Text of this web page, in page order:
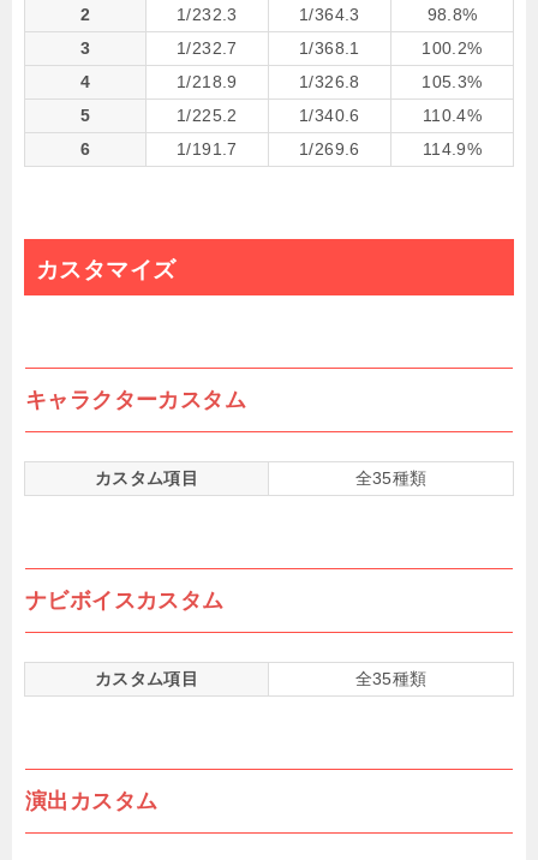
2 1/232.3 1/364.3
98.8%
3
1/232.7 1/368.1
100.2%
4
1/218.9 1/326.8
105.3%
5
1/225.2 1/340.6
110.4%
6
1/191.7 1/269.6 114.9%
カスタマイズ
キャラクターカスタム
カスタム項目 全35種類
ナビボイスカスタム
カスタム項目 全35種類
演出カスタム